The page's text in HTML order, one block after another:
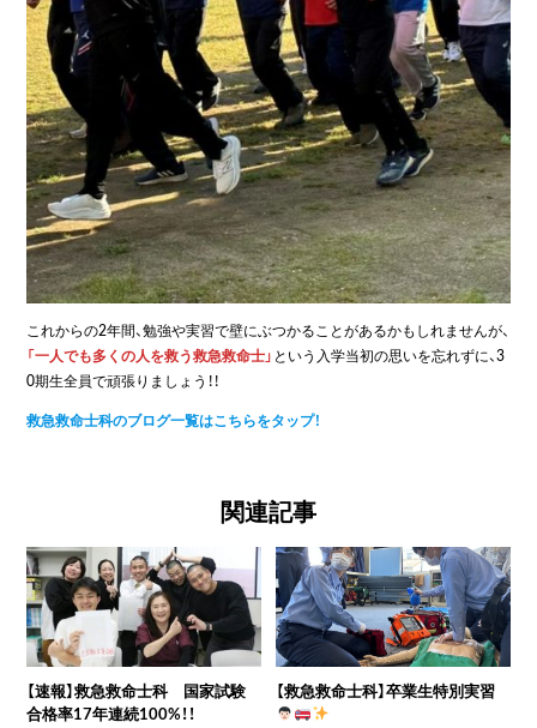
これからの2年間、勉強や実習で壁にぶつかることがあるかもしれませんが、
「一人でも多くの人を救う救急救命士」 という入学当初の思いを忘れずに、3
0期生全員で頑張りましょう！！
救急救命士科のブログ一覧はこちらをタップ！
関連記事
【速報】救急救命士科 国家試験
合格率17年連続100%！！
【救急救命士科】卒業生特別実習